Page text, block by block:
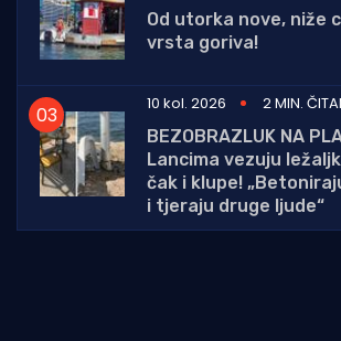
Od utorka nove, niže
vrsta goriva!
10 kol. 2026
2 MIN.
BEZOBRAZLUK NA
Lancima vezuju
čak i klupe!
i tjeraju druge ljude“